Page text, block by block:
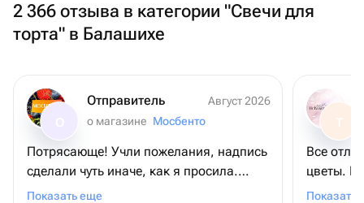
2 366 отзыва в категории "Свечи для
торта" в Балашихе
Отправитель
Август 2026
о магазине Мосбенто
Потрясающе! Учли пожелания, надпись
сделали чуть иначе, как я просила.
Учитывая что заказывала ночью, а
Показать еще
Т
Все
цветы.
Показать